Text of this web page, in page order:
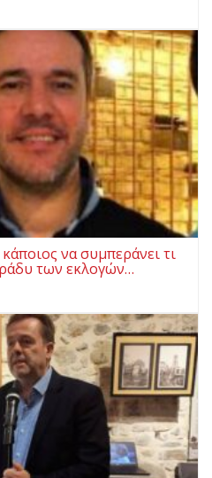
να συμπεράνει τι
των εκλογών…